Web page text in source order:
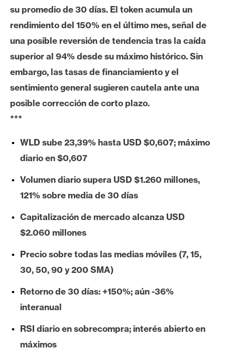
E
e
r
e
I
n
á
i
s
s
N
o
su promedio de 30 días. El token acumula un
rendimiento del 150% en el último mes, señal de
una posible reversión de tendencia tras la caída
superior al 94% desde su máximo histórico. Sin
embargo, las tasas de financiamiento y el
sentimiento general sugieren cautela ante una
posible corrección de corto plazo.
***
WLD sube 23,39% hasta USD $0,607; máximo
diario en $0,607
Volumen diario supera USD $1.260 millones,
121% sobre media de 30 días
Capitalización de mercado alcanza USD
$2.060 millones
Precio sobre todas las medias móviles (7, 15,
30, 50, 90 y 200 SMA)
Retorno de 30 días: +150%; aún -36%
interanual
RSI diario en sobrecompra; interés abierto en
máximos